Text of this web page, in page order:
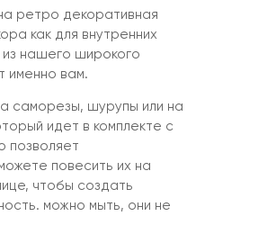
ретро декоративная
как для внутренних
нашего широкого
именно вам.
саморезы, шурупы или на
идет в комплекте с
позволяет
повесить их на
чтобы создать
можно мыть, они не